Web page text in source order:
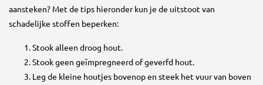
aansteken? Met de tips hieronder kun je de uitstoot van
schadelijke stoffen beperken:
Stook alleen droog hout.
Stook geen geïmpregneerd of geverfd hout.
Leg de kleine houtjes bovenop en steek het vuur van boven